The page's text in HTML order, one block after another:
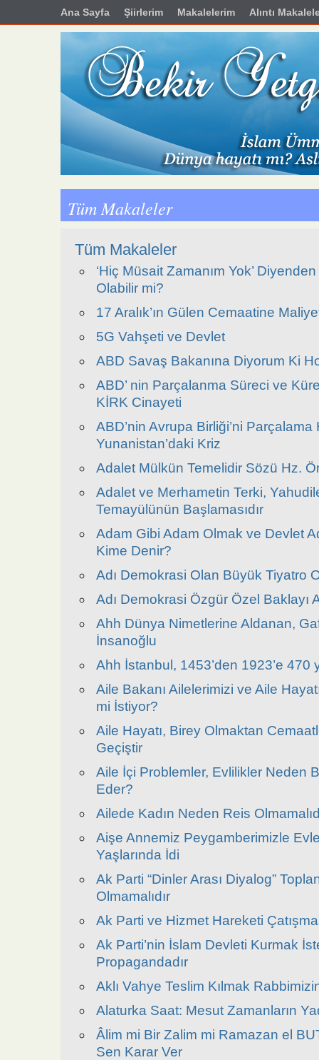
Ana Sayfa Şiirlerim Makalelerim Alıntı
Tüm Makaleler
Tüm Makaleler
‘Hiç Müsait Zamanım Yok’
Olabilir mi?
17 Aralık’ın Gülen Cemaatine
5G Vahşeti ve Devlet
ABD Savaş Bakanına Diyorum Ki
ABD’ nin Parçalanma Süreci ve
KİRK Cinayeti
ABD’nin Avrupa Birliği’ni Parçalama
Yunanistan’daki Kriz
Adalet Mülkün Temelidir Sözü Hz.
Adalet ve Merhametin Terki,
Temayülünün Başlamasıdır
Adam Gibi Adam Olmak ve Devlet
Kime Denir?
Adı Demokrasi Olan Büyük Tiyatro
Adı Demokrasi Özgür Özel Baklayı
Ahh Dünya Nimetlerine Aldanan,
İnsanoğlu
Ahh İstanbul, 1453’den 1923’e 470
Aile Bakanı Ailelerimizi ve Aile
mi İstiyor?
Aile Hayatı, Birey Olmaktan
Geçiştir
Aile İçi Problemler, Evlilikler Neden
Eder?
Ailede Kadın Neden Reis
Aişe Annemiz Peygamberimizle
Yaşlarında İdi
Ak Parti “Dinler Arası Diyalog”
Olmamalıdır
Ak Parti ve Hizmet Hareketi
Ak Parti’nin İslam Devleti Kurmak
Propagandadır
Aklı Vahye Teslim Kılmak
Alaturka Saat: Mesut Zamanların
Âlim mi Bir Zalim mi Ramazan el
Sen Karar Ver